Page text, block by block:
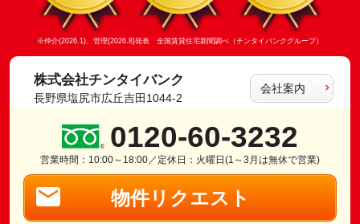
※仲介(2026.1)、管理(2026.8)発表 全国賃貸住宅新聞調べ（チンタイバンクグループ）
株式会社チンタイバンク
長野県塩尻市広丘吉田1044-2
会社案内
0120-60-3232
営業時間：10:00～18:00／定休日：火曜日(1～3月は無休で営業)
物件リクエスト